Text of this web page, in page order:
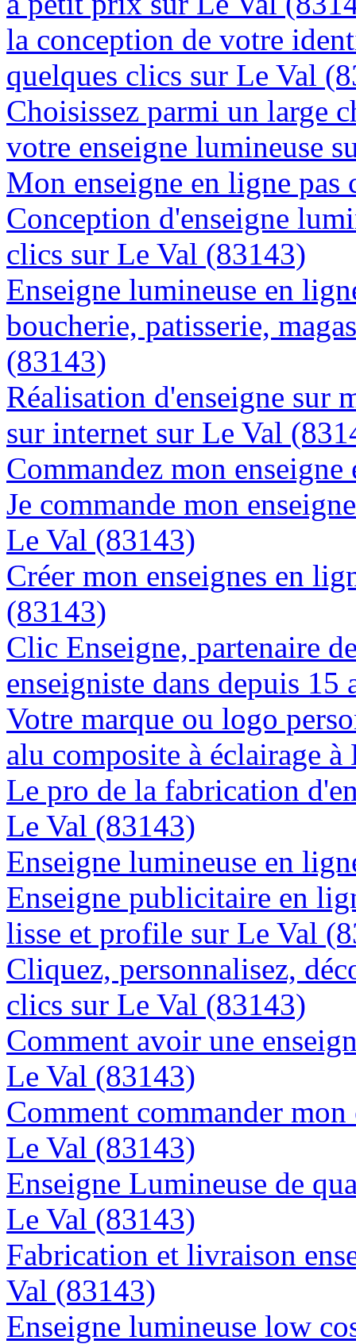
la conception de votre
quelques clics sur Le Val
Choisissez parmi un large
votre enseigne lumineuse
Mon enseigne en ligne pas
Conception d'enseigne
clics sur Le Val (83143)
Enseigne lumineuse en
boucherie, patisserie,
(83143)
Réalisation d'enseigne sur
sur internet sur Le Val
Commandez mon
Je commande mon
Le Val (83143)
Créer mon enseignes en
(83143)
Clic Enseigne, partenaire
enseigniste dans depuis
Votre marque ou logo
alu composite à éclairage
Le pro de la fabrication
Le Val (83143)
Enseigne lumineuse en
Enseigne publicitaire en
lisse et profile sur Le Val
Cliquez, personnalisez,
clics sur Le Val (83143)
Comment avoir une
Le Val (83143)
Comment commander
Le Val (83143)
Enseigne Lumineuse de
Le Val (83143)
Fabrication et livraison
Val (83143)
Enseigne lumineuse low